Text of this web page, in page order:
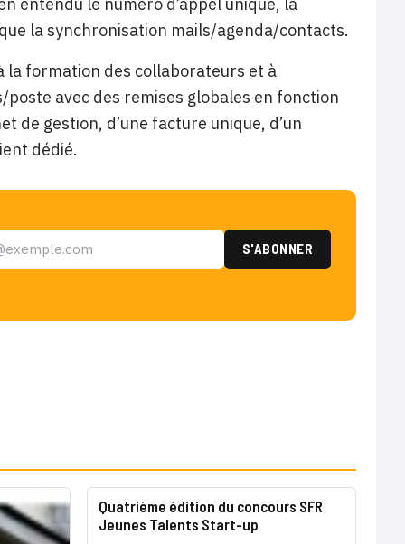
la synchronisation mails/agenda/contacts.
la formation des collaborateurs et à
avec des remises globales en fonction
de gestion, d’une facture unique, d’un
dédié.
Quatrième édition du concours SFR
Jeunes Talents Start-up